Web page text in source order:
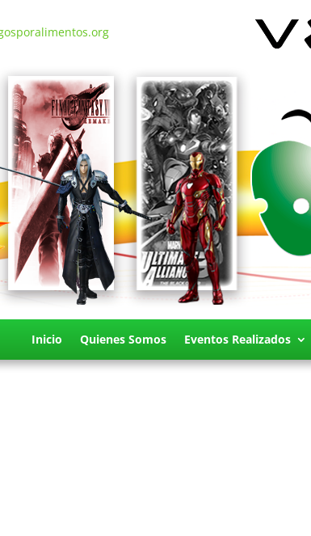
Inicio Quienes Somos Eventos Realizados